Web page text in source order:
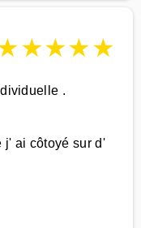
★★★★
.
j' ai côtoyé sur d'